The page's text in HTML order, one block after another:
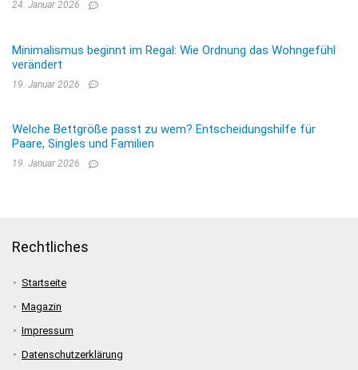
24. Januar 2026
Minimalismus beginnt im Regal: Wie Ordnung das Wohngefühl
verändert
19. Januar 2026
Welche Bettgröße passt zu wem? Entscheidungshilfe für
Paare, Singles und Familien
19. Januar 2026
Rechtliches
Startseite
Magazin
Impressum
Datenschutzerklärung